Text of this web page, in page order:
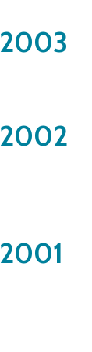
2003
2002
2001